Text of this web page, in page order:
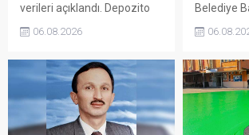
verileri açıklandı. Depozito
Olan Ambalajlar
uygulamasına destek veren
ambalajın çöpe gitmesini
06.08.2026
Belediye
Sıbıç,
planlanan
da
Başkan